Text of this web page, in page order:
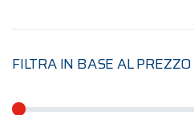
FILTRA IN BASE AL PREZZO